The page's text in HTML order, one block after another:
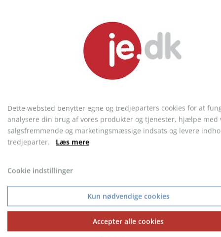
fra 2,58 kr. fra 4,63 kr.
Dette websted benytter egne og tredjeparters cookies for at
analysere din brug af vores produkter og tjenester, hjælpe med
salgsfremmende og marketingsmæssige indsats og levere
tredjeparter. Læs mere
Cookie indstillinger
Kun nødvendige cookies
Accepter alle cookies